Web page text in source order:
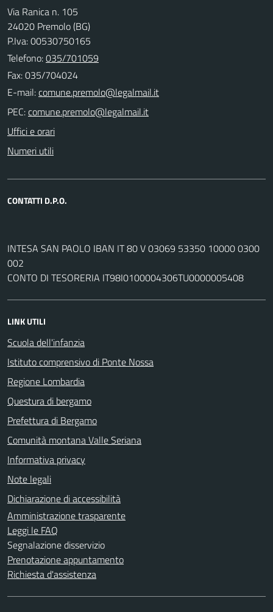
Via Ranica n. 105
24020 Premolo (BG)
P.Iva: 00530750165
Telefono:035/701059
Fax: 035/704024
E-mail:
PEC:
Uffici e orari
Numeri utili
CONTATTI D.P.O.
INTESA SAN PAOLO IBAN IT 80 V 03069 53350 10000 0300
002
CONTO DI TESORERIA IT98I0100004306TU0000005408
LINK UTILI
Scuola dell'infanzia
Istituto comprensivo di Ponte Nossa
Regione Lombardia
Questura di bergamo
Prefettura di Bergamo
Comunità montana Valle Seriana
Informativa privacy
Note legali
Dichiarazione di accessibilità
Amministrazione trasparente
Leggi le FAQ
Segnalazione disservizio
Prenotazione appuntamento
Richiesta d'assistenza